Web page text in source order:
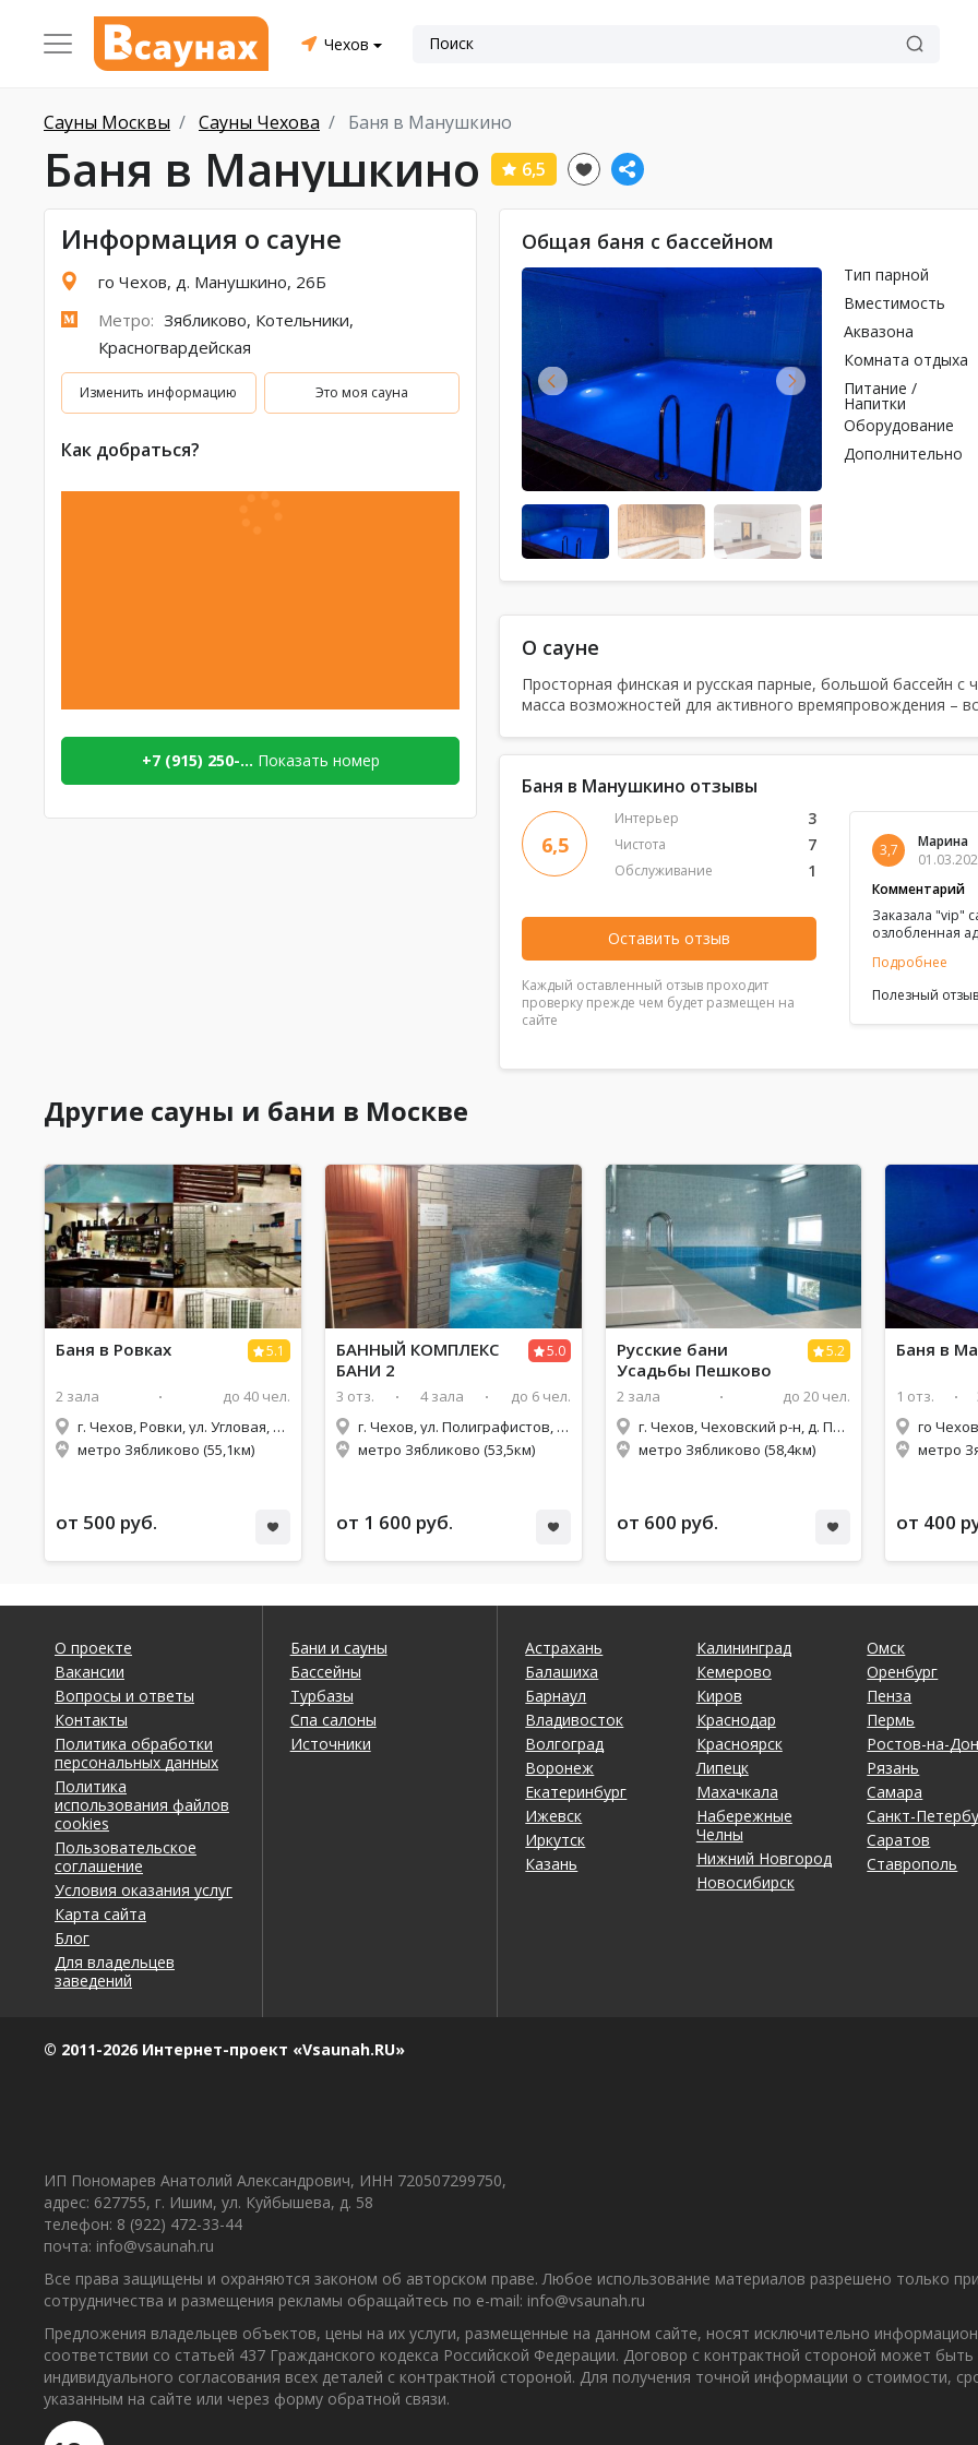
Чехов
Сауны Москвы Сауны Чехова Баня в Манушкино
Баня в Манушкино 6,5
Информация о сауне
го Чехов, д. Манушкино, 26Б
Метро: Зябликово, Котельники,
Красногвардейская
Изменить информацию Это моя сауна
Как добраться?
+7 (915) 250-... Показать номер
Общая баня с бассейном
Тип парной
Вместимость
Аквазона
Комната отдыха
Питание /
Напитки
Оборудование
Дополнительно
О сауне
Просторная финская и русская парные, большой бассейн
масса возможностей для активного времяпровождения –
Баня в Манушкино отзывы
6,5
Интерьер 3
Чистота 7
Обслуживание 1
Оставить отзыв
Каждый оставленный отзыв проходит
проверку прежде чем будет размещен на
сайте
3,7
Марина
Комментарий
Заказала "vip"
озлобленная
Хорошо, можно
Холодно на
Нет!!! Идите на
времени..! И
смысле слова.
зоны
что вы клиент!
общем
Светланы, как
директора
понимает, что
их дело. В vip
пульта от
вот после
было
хотим больше.
семейной. 4
себе руку, у
когда кто-
разъясните,
и как нужно
такой человек ,
приедет
найти средства
коврики на пол.
отношение,
то нормально.
посетить
Подробнее
Полезный
Другие сауны и бани в Москве
5.1
Баня в Ровках
2 зала
до 40 чел.
г. Чехов, Ровки, ул. Угловая, 12/1
метро Зябликово (55,1км)
от 500 руб.
5.0
БАННЫЙ КОМПЛЕКС
БАНИ 2
3 отз. 4 зала
до 6 чел.
г. Чехов, ул. Полиграфистов, 17В
метро Зябликово (53,5км)
от 1 600 руб.
5.2
Русские бани
Усадьбы Пешково
2 зала
до 20 чел.
г. Чехов, Чеховский р-н, д. Пешково, ул. Новая, 6
метро Зябликово (58,4км)
от 600 руб.
Баня в
1 отз.
го
метро
от 400
О проекте
Вакансии
Вопросы и ответы
Контакты
Политика обработки
персональных данных
Политика
использования файлов
cookies
Пользовательское
соглашение
Условия оказания услуг
Карта сайта
Блог
Для владельцев
заведений
Бани и сауны
Бассейны
Турбазы
Спа салоны
Источники
Астрахань
Балашиха
Барнаул
Владивосток
Волгоград
Воронеж
Екатеринбург
Ижевск
Иркутск
Казань
Калининград
Кемерово
Киров
Краснодар
Красноярск
Липецк
Махачкала
Набережные
Челны
Нижний Новгород
Новосибирск
Омск
Оренбург
Пенза
Пермь
Ростов-на-
Рязань
Самара
Санкт-
Саратов
Ставрополь
© 2011-2026 Интернет-проект «Vsaunah.RU»
ИП Пономарев Анатолий Александрович, ИНН 720507299750,
адрес: 627755, г. Ишим, ул. Куйбышева, д. 58
телефон: 8 (922) 472-33-44
почта: info@vsaunah.ru
Все права защищены и охраняются законом об авторском праве. Любое использование материалов разрешено только
сотрудничества и размещения рекламы обращайтесь по e-mail: info@vsaunah.ru
Предложения владельцев объектов, цены на их услуги, размещенные на данном сайте, носят исключительно
соответствии со статьей 437 Гражданского кодекса Российской Федерации. Договор с контрактной стороной может
индивидуального согласования всех деталей с контрактной стороной. Для получения точной информации о стоимости,
указанным на сайте или через форму обратной связи.